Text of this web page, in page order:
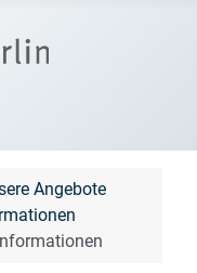
Angebote